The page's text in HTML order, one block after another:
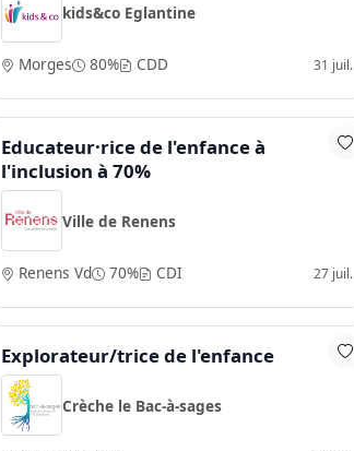
kids&co Eglantine
Morges 80% CDD 31 juil.
Educateur·rice de l'enfance à
l'inclusion à 70%
Ville de Renens
Renens Vd 70% CDI 27 juil.
Explorateur/trice de l'enfance
Crèche le Bac-à-sages